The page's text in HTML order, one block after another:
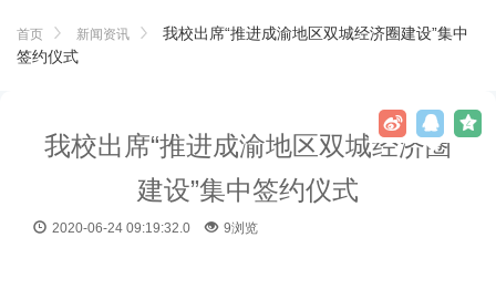
首页 新闻资讯
我校出席“推进成渝地区双城经济圈建设”集中
签约仪式
我校出席“推进成渝地区双城经济圈
建设”集中签约仪式
2020-06-24 09:19:32.0 9浏览